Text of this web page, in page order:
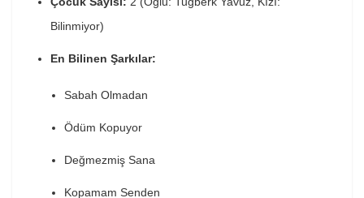
Bilinmiyor)
En Bilinen Şarkılar:
Sabah Olmadan
Ödüm Kopuyor
Değmezmiş Sana
Kopamam Senden